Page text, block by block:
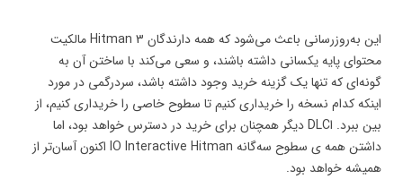
این به‌روزرسانی باعث می‌شود که همه دارندگان Hitman 3 مالکیت
محتوای پایه یکسانی داشته باشند، و سعی می‌کند با ساختن آن به
گونه‌ای که تنها یک گزینه خرید وجود داشته باشد، سردرگمی در مورد
اینکه کدام نسخه را خریداری کنیم تا سطوح خاصی را خریداری کنیم، از
بین ببرد. اDLC دیگر همچنان برای خرید در دسترس خواهد بود، اما
داشتن همه ی سطوح سه‌گانه IO Interactive Hitman اکنون آسان‌تر از
همیشه خواهد بود.